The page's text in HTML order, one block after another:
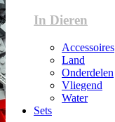
In Dieren
Accessoires
Land
Onderdelen
Vliegend
Water
Sets